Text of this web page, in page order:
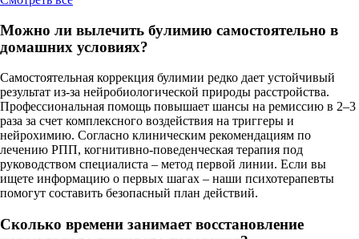
Можно ли вылечить булимию самостоятельно в
домашних условиях?
Самостоятельная коррекция булимии редко дает устойчивый
результат из-за нейробиологической природы расстройства.
Профессиональная помощь повышает шансы на ремиссию в 2–3
раза за счет комплексного воздействия на триггеры и
нейрохимию. Согласно клиническим рекомендациям по
лечению РПП, когнитивно-поведенческая терапия под
руководством специалиста – метод первой линии. Если вы
ищете информацию о первых шагах – наши психотерапевты
помогут составить безопасный план действий.
Сколько времени занимает восстановление